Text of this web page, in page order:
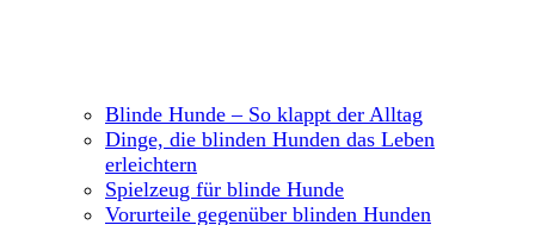
Blinde Hunde – So klappt der Alltag
Dinge, die blinden Hunden das Leben
erleichtern
Spielzeug für blinde Hunde
Vorurteile gegenüber blinden Hunden